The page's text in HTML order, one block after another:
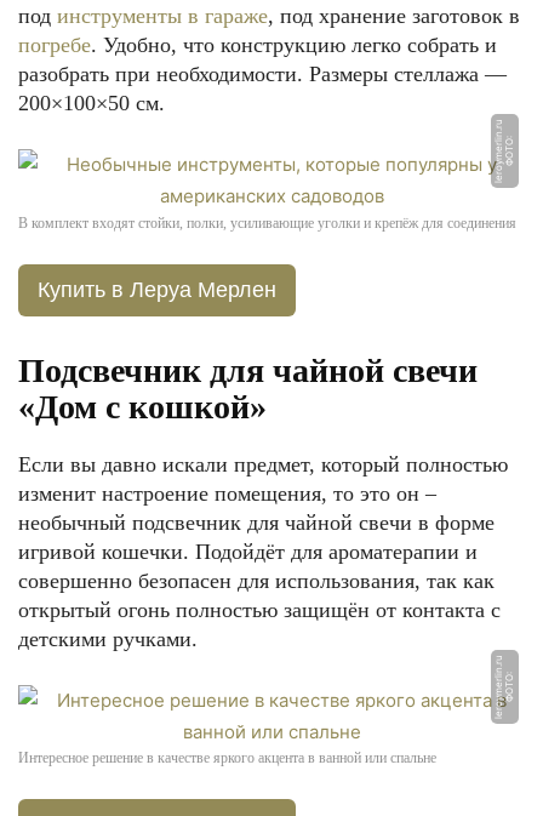
под инструменты в гараже, под хранение заготовок в
погребе. Удобно, что конструкцию легко собрать и
разобрать при необходимости. Размеры стеллажа —
200×100×50 см.
Ф
О
Т
О:
l
e
r
o
y
m
e
rli
n.
r
u
В комплект входят стойки, полки, усиливающие уголки и крепёж для соединения
Купить в Леруа Мерлен
Подсвечник для чайной свечи
«Дом с кошкой»
Если вы давно искали предмет, который полностью
изменит настроение помещения, то это он –
необычный подсвечник для чайной свечи в форме
игривой кошечки. Подойдёт для ароматерапии и
совершенно безопасен для использования, так как
открытый огонь полностью защищён от контакта с
детскими ручками.
Ф
О
Т
О:
l
e
r
o
y
m
e
rli
n.
r
u
Интересное решение в качестве яркого акцента в ванной или спальне